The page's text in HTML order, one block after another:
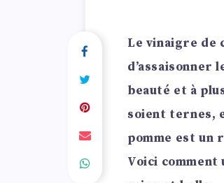
Le vinaigre de
d’assaisonner
beauté et à
soient ternes,
pomme est un
Voici